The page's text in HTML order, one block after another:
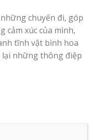
chuyến đi, góp
xúc của mình,
tĩnh vật bình hoa
những thông điệp